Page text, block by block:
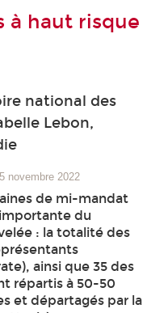
à haut risque
national des
Lebon,
novembre 2022
de mi-mandat
du
: la totalité des
ainsi que 35 des
répartis à 50-50
et départagés par la